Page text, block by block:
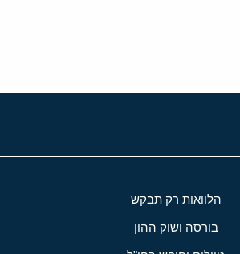
הלוואות רק תבקש
בורסה ושוק ההון